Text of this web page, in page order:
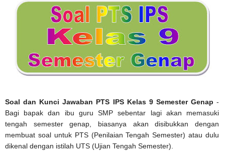
Soal dan Kunci Jawaban PTS IPS Kelas 9 Semester Genap -
Bagi bapak dan ibu guru SMP sebentar lagi akan memasuki
tengah semester genap, biasanya akan disibukkan dengan
membuat soal untuk PTS (Penilaian Tengah Semester) atau dulu
dikenal dengan istilah UTS (Ujian Tengah Semester).